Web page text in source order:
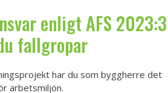
enligt AFS 2023:3
fallgropar
har du som byggherre det
arbetsmiljön.